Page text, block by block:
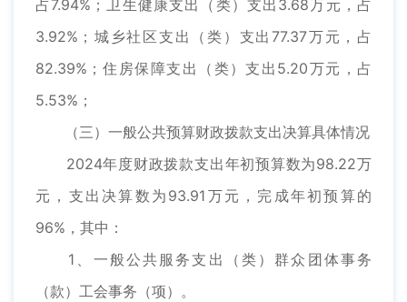
占7.94%；卫生健康支出（类）支出3.68万元，占
3.92%；城乡社区支出（类）支出77.37万元，占
82.39%；住房保障支出（类）支出5.20万元，占
5.53%；
（三）一般公共预算财政拨款支出决算具体情况
2024年度财政拨款支出年初预算数为98.22万
元，支出决算数为93.91万元，完成年初预算的
96%，其中：
1、一般公共服务支出（类）群众团体事务
（款）工会事务（项）。